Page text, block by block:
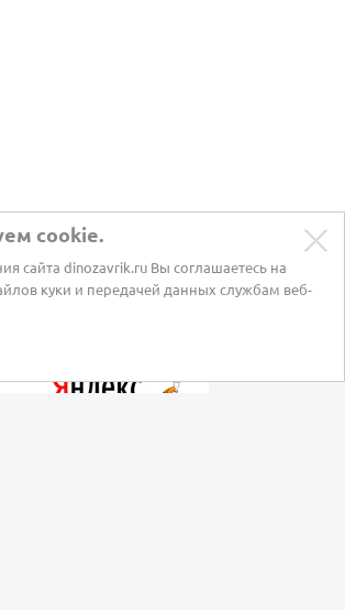
cookie.
сайта dinozavrik.ru Вы соглашаетесь на
куки и передачей данных службам веб-